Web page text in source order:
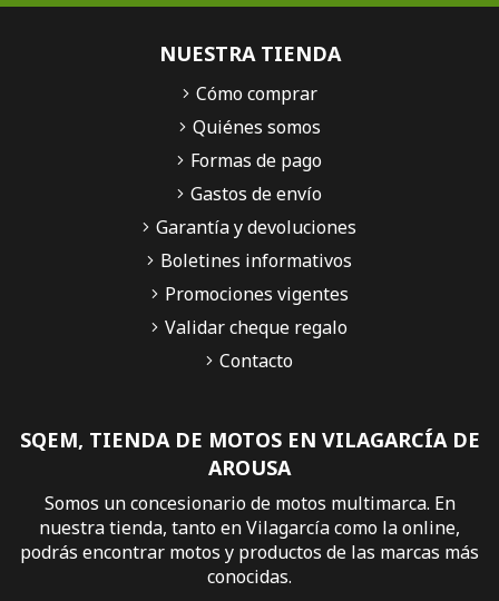
SQEM, TIENDA DE MOTOS EN VILAGARCÍA DE
AROUSA
Somos un concesionario de motos multimarca. En
nuestra tienda, tanto en Vilagarcía como la online,
podrás encontrar motos y productos de las marcas más
conocidas.
NUESTRA TIENDA
Cómo comprar
Quiénes somos
Formas de pago
Gastos de envío
Garantía y devoluciones
Boletines informativos
Promociones vigentes
Validar cheque regalo
Contacto